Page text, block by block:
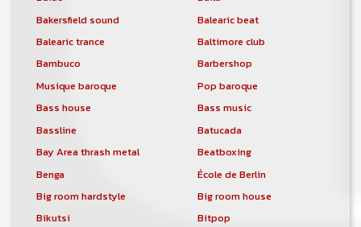
Bakersfield sound
Balearic beat
Balearic trance
Baltimore club
Bambuco
Barbershop
Musique baroque
Pop baroque
Bass house
Bass music
Bassline
Batucada
Bay Area thrash metal
Beatboxing
Benga
École de Berlin
Big room hardstyle
Big room house
Bikutsi
Bitpop